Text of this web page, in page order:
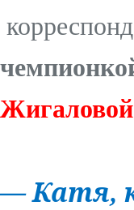
Жигаловой
—Катя,